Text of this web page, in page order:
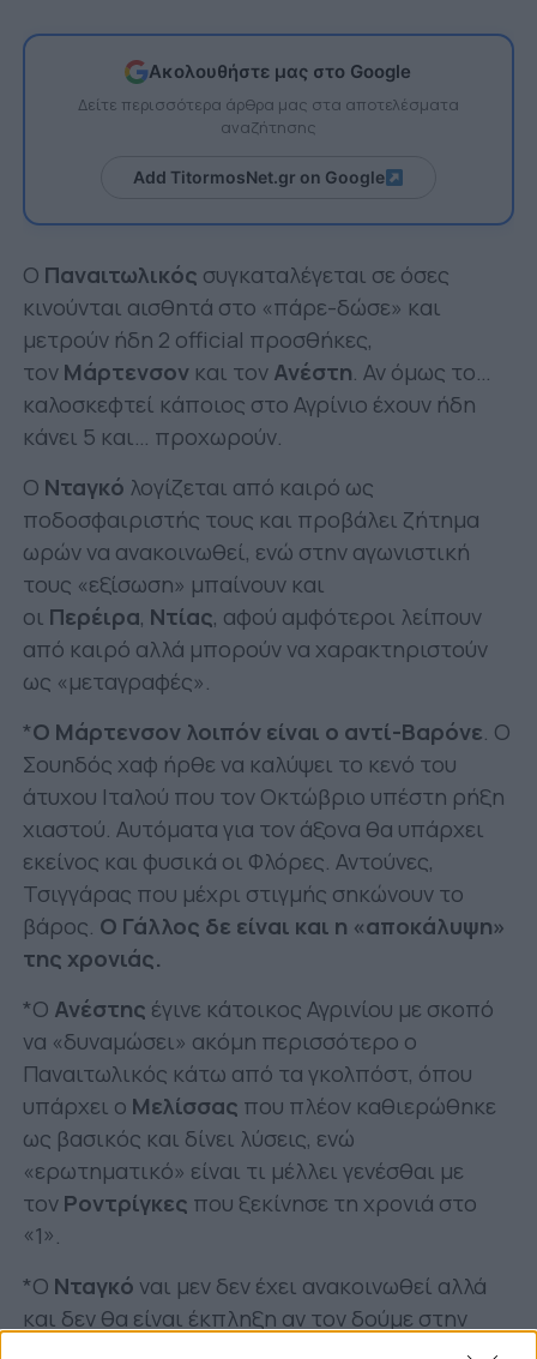
Ακολουθήστε μας στο Google
Δείτε περισσότερα άρθρα μας στα αποτελέσματα
αναζήτησης
Add TitormosNet.gr on Google
Ο Παναιτωλικός συγκαταλέγεται σε όσες
κινούνται αισθητά στο «πάρε-δώσε» και
μετρούν ήδη 2 official προσθήκες,
τονΜάρτενσον και τονΑνέστη. Αν όμως το…
καλοσκεφτεί κάποιος στο Αγρίνιο έχουν ήδη
κάνει 5 και… προχωρούν.
Ο Νταγκό λογίζεται από καιρό ως
ποδοσφαιριστής τους και προβάλει ζήτημα
ωρών να ανακοινωθεί, ενώ στην αγωνιστική
τους «εξίσωση» μπαίνουν και
οι Περέιρα, Ντίας, αφού αμφότεροι λείπουν
από καιρό αλλά μπορούν να χαρακτηριστούν
ως «μεταγραφές».
*Ο Μάρτενσον λοιπόν είναι ο αντί-Βαρόνε. Ο
Σουηδός χαφ ήρθε να καλύψει το κενό του
άτυχου Ιταλού που τον Οκτώβριο υπέστη ρήξη
χιαστού. Αυτόματα για τον άξονα θα υπάρχει
εκείνος και φυσικά οι Φλόρες. Αντούνες,
Τσιγγάρας που μέχρι στιγμής σηκώνουν το
βάρος. Ο Γάλλος δε είναι και η «αποκάλυψη»
της χρονιάς.
*Ο Ανέστης έγινε κάτοικος Αγρινίου με σκοπό
να «δυναμώσει» ακόμη περισσότερο ο
Παναιτωλικός κάτω από τα γκολπόστ, όπου
υπάρχει ο Μελίσσας που πλέον καθιερώθηκε
ως βασικός και δίνει λύσεις, ενώ
«ερωτηματικό» είναι τι μέλλει γενέσθαι με
τονΡοντρίγκες που ξεκίνησε τη χρονιά στο
«1».
*Ο Νταγκό ναι μεν δεν έχει ανακοινωθεί αλλά
και δεν θα είναι έκπληξη αν τον δούμε στην